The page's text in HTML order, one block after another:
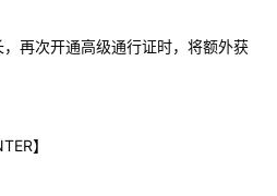
再次开通高级通行证时，将额外获
】